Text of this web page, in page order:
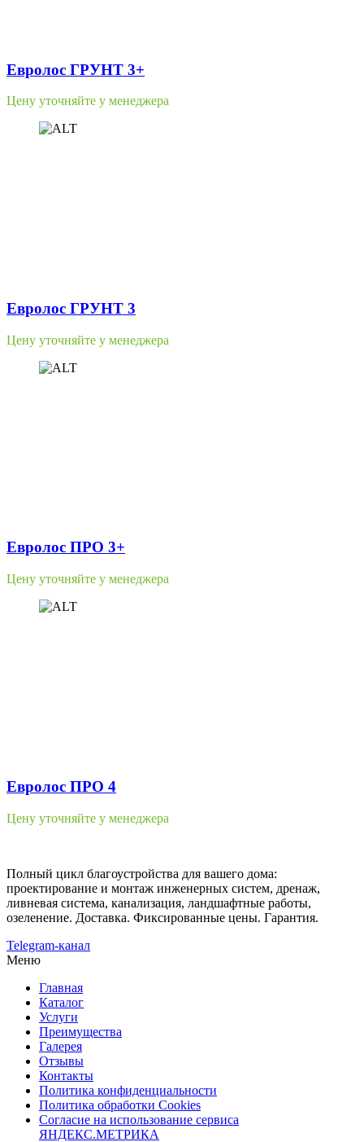
Евролос ГРУНТ 3+
Цену уточняйте у менеджера
Евролос ГРУНТ 3
Цену уточняйте у менеджера
Евролос ПРО 3+
Цену уточняйте у менеджера
Евролос ПРО 4
Цену уточняйте у менеджера
Полный цикл благоустройства для вашего дома:
проектирование и монтаж инженерных систем, дренаж,
ливневая система, канализация, ландшафтные работы,
озеленение. Доставка. Фиксированные цены. Гарантия.
Telegram-канал
Меню
Главная
Каталог
Услуги
Преимущества
Галерея
Отзывы
Контакты
Политика конфиденциальности
Политика обработки Cookies
Согласие на использование сервиса
ЯНДЕКС.МЕТРИКА